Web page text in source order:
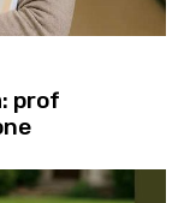
prof